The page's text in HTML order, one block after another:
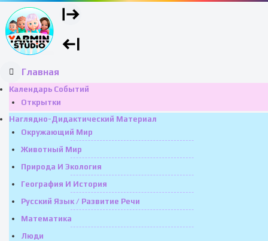
Главная
Календарь Событий
Открытки
Наглядно-Дидактический Материал
Окружающий Мир
Животный Мир
Природа И Экология
География И История
Русский Язык / Развитие Речи
Математика
Люди